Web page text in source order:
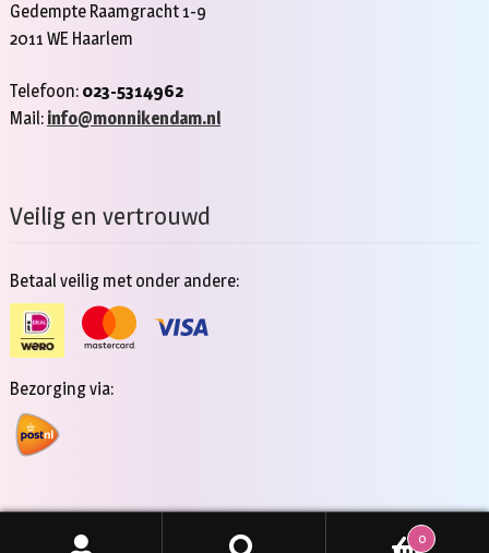
Gedempte Raamgracht 1-9
2011 WE Haarlem
Telefoon: 023-5314962
Mail: info@monnikendam.nl
Veilig en vertrouwd
Betaal veilig met onder andere:
Bezorging via:
0